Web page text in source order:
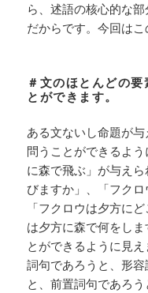
ら、述語の核心的な
だからです。今回はこ
＃文のほとんどの
とができます。
ある文ないし命題が
問うことができるよ
に森で飛ぶ」が与え
びますか」、「フクロ
「フクロウは夕方に
は夕方に森で何をし
とができるように見
詞句であろうと、形
と、前置詞句であろ